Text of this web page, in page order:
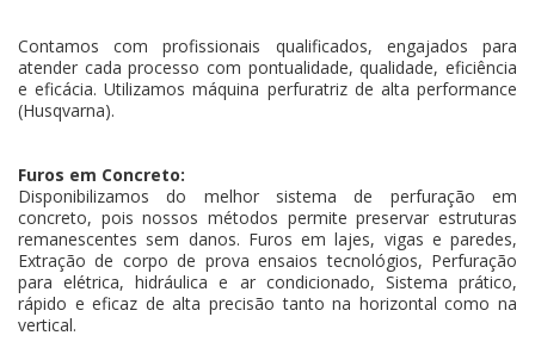
Contamos com profissionais qualificados, engajados para
atender cada processo com pontualidade, qualidade, eficiência
e eficácia. Utilizamos máquina perfuratriz de alta performance
(Husqvarna).
Furos em Concreto:
Disponibilizamos do melhor sistema de perfuração em
concreto, pois nossos métodos permite preservar estruturas
remanescentes sem danos. Furos em lajes, vigas e paredes,
Extração de corpo de prova ensaios tecnológios, Perfuração
para elétrica, hidráulica e ar condicionado, Sistema prático,
rápido e eficaz de alta precisão tanto na horizontal como na
vertical.